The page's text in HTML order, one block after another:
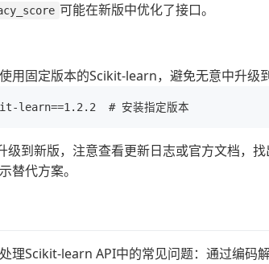
可能在新版中优化了接口。
用固定版本的Scikit-learn，避免无意中升级
级到新版，注意查看更新日志或官方文档，
替代方案。
理Scikit-learn API中的常见问题：通过编码